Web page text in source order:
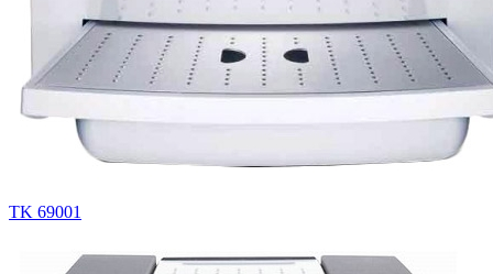
TK 69001